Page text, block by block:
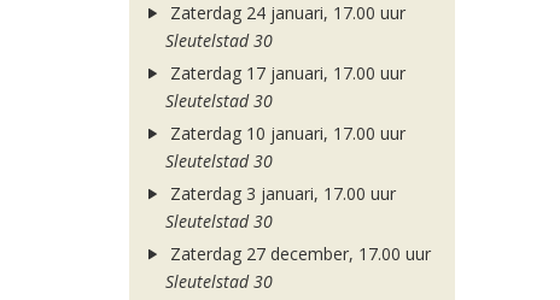
Zaterdag 24 januari, 17.00 uur
Sleutelstad 30
Zaterdag 17 januari, 17.00 uur
Sleutelstad 30
Zaterdag 10 januari, 17.00 uur
Sleutelstad 30
Zaterdag 3 januari, 17.00 uur
Sleutelstad 30
Zaterdag 27 december, 17.00 uur
Sleutelstad 30